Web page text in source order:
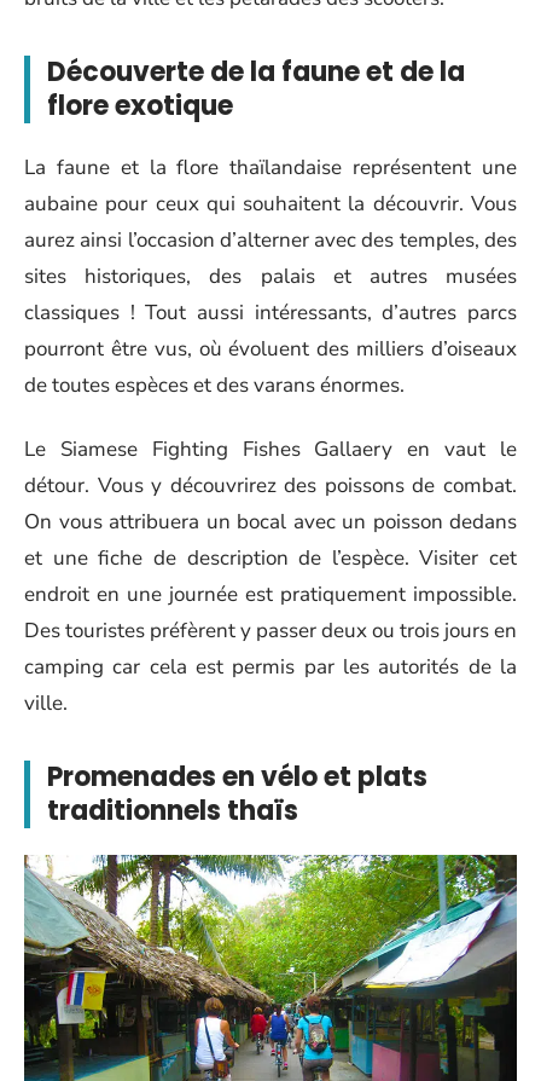
Découverte de la faune et de la
flore exotique
La faune et la flore thaïlandaise représentent une
aubaine pour ceux qui souhaitent la découvrir. Vous
aurez ainsi l’occasion d’alterner avec des temples, des
sites historiques, des palais et autres musées
classiques ! Tout aussi intéressants, d’autres parcs
pourront être vus, où évoluent des milliers d’oiseaux
de toutes espèces et des varans énormes.
Le Siamese Fighting Fishes Gallaery en vaut le
détour. Vous y découvrirez des poissons de combat.
On vous attribuera un bocal avec un poisson dedans
et une fiche de description de l’espèce. Visiter cet
endroit en une journée est pratiquement impossible.
Des touristes préfèrent y passer deux ou trois jours en
camping car cela est permis par les autorités de la
ville.
Promenades en vélo et plats
traditionnels thaïs